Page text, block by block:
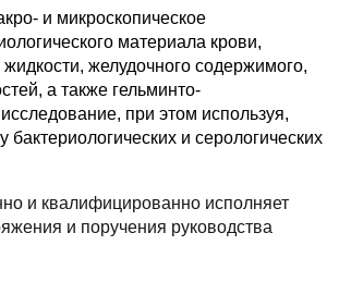
и микроскопическое
материала крови,
желудочного содержимого,
а также гельминто-
при этом используя,
бактериологических и серологических
и квалифицированно исполняет
и поручения руководства